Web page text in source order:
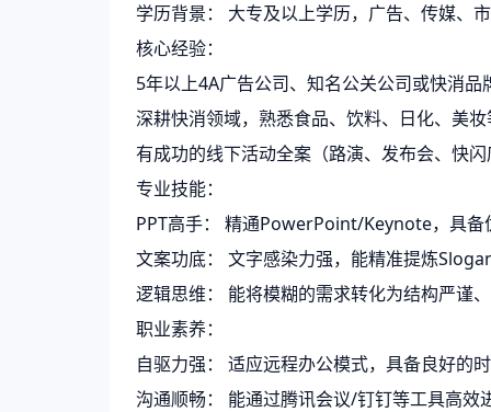
学历背景： 大专及以上学历，广告、传媒、
核心经验：
5年以上4A广告公司、知名公关公司或快消品
深耕快消领域，熟悉食品、饮料、日化、美
有成功的线下活动全案（路演、发布会、快
专业技能：
PPT高手： 精通PowerPoint/Keynote，具
文案功底： 文字感染力强，能精准提炼
逻辑思维： 能将模糊的需求转化为结构严谨
职业素养：
自驱力强： 适应远程办公模式，具备良好的
沟通顺畅： 能通过腾讯会议/钉钉等工具高效